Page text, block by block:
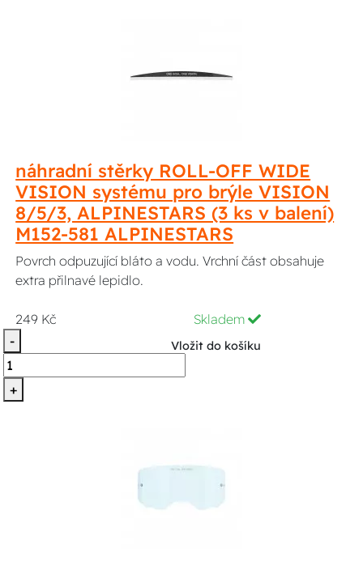
náhradní stěrky ROLL-OFF WIDE
VISION systému pro brýle VISION
8/5/3, ALPINESTARS (3 ks v balení)
M152-581 ALPINESTARS
Povrch odpuzující bláto a vodu. Vrchní část obsahuje
extra přilnavé lepidlo.
249 Kč
Skladem
-
+
Vložit do košíku